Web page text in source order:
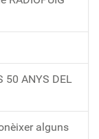
50 ANYS DEL
alguns